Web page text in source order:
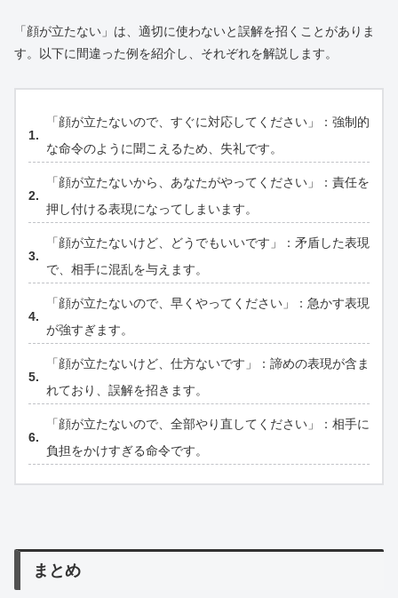
「顔が立たない」は、適切に使わないと誤解を招くことがありま
す。以下に間違った例を紹介し、それぞれを解説します。
「顔が立たないので、すぐに対応してください」：強制的
な命令のように聞こえるため、失礼です。
「顔が立たないから、あなたがやってください」：責任を
押し付ける表現になってしまいます。
「顔が立たないけど、どうでもいいです」：矛盾した表現
で、相手に混乱を与えます。
「顔が立たないので、早くやってください」：急かす表現
が強すぎます。
「顔が立たないけど、仕方ないです」：諦めの表現が含ま
れており、誤解を招きます。
「顔が立たないので、全部やり直してください」：相手に
負担をかけすぎる命令です。
まとめ